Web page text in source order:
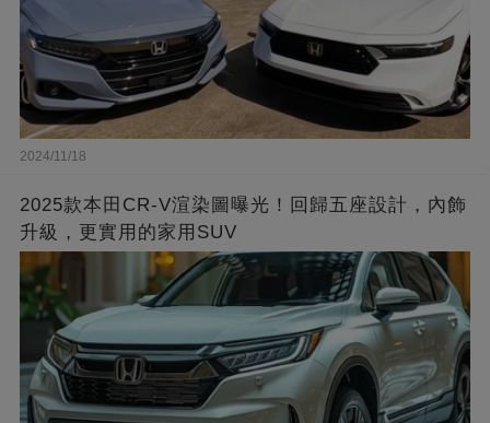
2024/11/18
2025款本田CR-V渲染圖曝光！回歸五座設計，內飾
升級，更實用的家用SUV